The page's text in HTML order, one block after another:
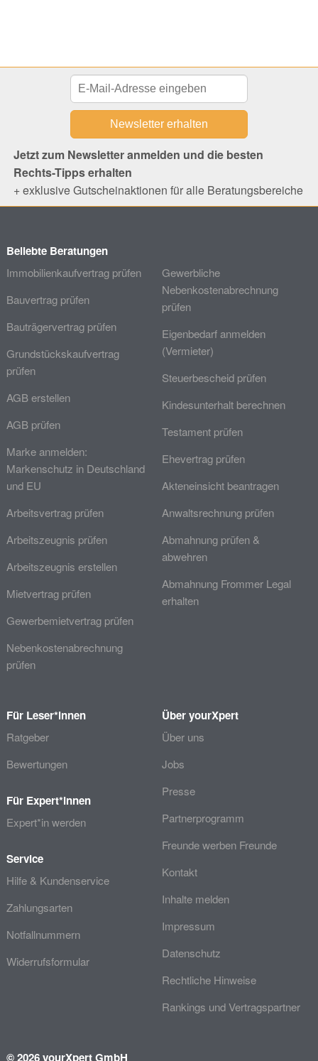
Jetzt zum Newsletter anmelden und die besten
Rechts-Tipps erhalten
+ exklusive Gutscheinaktionen für alle Beratungsbereiche
Beliebte Beratungen
Immobilienkaufvertrag prüfen
Bauvertrag prüfen
Bauträgervertrag prüfen
Grundstückskaufvertrag
prüfen
AGB erstellen
AGB prüfen
Marke anmelden:
Markenschutz in Deutschland
und EU
Arbeitsvertrag prüfen
Arbeitszeugnis prüfen
Arbeitszeugnis erstellen
Mietvertrag prüfen
Gewerbemietvertrag prüfen
Nebenkostenabrechnung
prüfen
Gewerbliche
Nebenkostenabrechnung
prüfen
Eigenbedarf anmelden
(Vermieter)
Steuerbescheid prüfen
Kindesunterhalt berechnen
Testament prüfen
Ehevertrag prüfen
Akteneinsicht beantragen
Anwaltsrechnung prüfen
Abmahnung prüfen &
abwehren
Abmahnung Frommer Legal
erhalten
Für Leser*innen
Ratgeber
Bewertungen
Für Expert*innen
Expert*in werden
Service
Hilfe & Kundenservice
Zahlungsarten
Notfallnummern
Widerrufsformular
Über yourXpert
Über uns
Jobs
Presse
Partnerprogramm
Freunde werben Freunde
Kontakt
Inhalte melden
Impressum
Datenschutz
Rechtliche Hinweise
Rankings und Vertragspartner
© 2026 yourXpert GmbH